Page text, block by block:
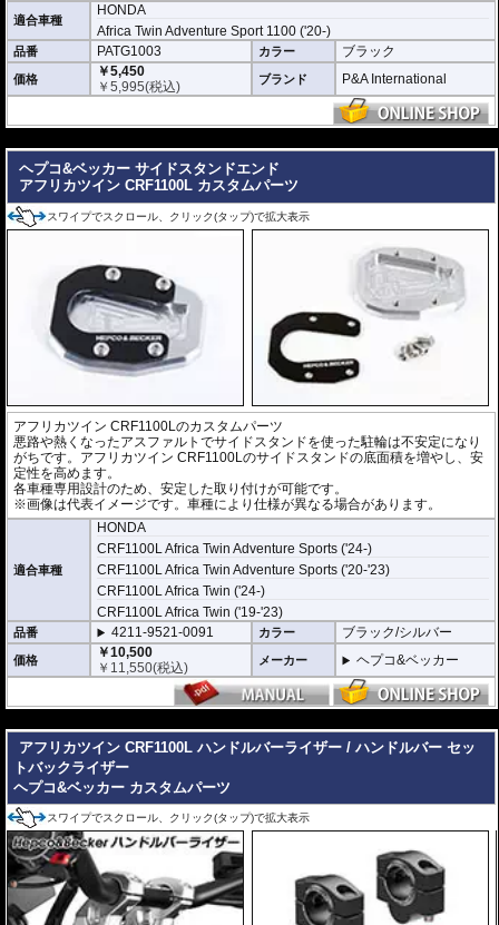
「P&A タンクグリップ BLOQ Standard」 :
グリップの際にタンクサイズに違和感がなく、高い一体感を生み出していま
す。パッド表面には適度な摩擦抵抗があり、十分なグリップ性能と保護性能を
発揮します。
※取付キット付属 : 取り付けに便利なクリーニングクロス、脱脂用アルコール
シート、気泡の混入を防ぎ、きれいに仕上げるスキージがセットになっていま
す。
適合車種
HONDA
Africa Twin Adventure Sport 1100 ('20-)
品番 PATG1003 カラー ブラック
価格
￥5,450
￥5,995(税込) ブランド P&A International
ヘプコ&ベッカー サイドスタンドエンド
アフリカツイン CRF1100L カスタムパーツ
スワイプでスクロール、クリック(タップ)で拡大表示
アフリカツイン CRF1100Lのカスタムパーツ
悪路や熱くなったアスファルトでサイドスタンドを使った駐輪は不安定になり
がちです。アフリカツイン CRF1100Lのサイドスタンドの底面積を増やし、安
定性を高めます。
各車種専用設計のため、安定した取り付けが可能です。
※画像は代表イメージです。車種により仕様が異なる場合があります。
適合車種
HONDA
CRF1100L Africa Twin Adventure Sports ('24-)
CRF1100L Africa Twin Adventure Sports ('20-'23)
CRF1100L Africa Twin ('24-)
CRF1100L Africa Twin ('19-'23)
品番 4211-9521-0091 カラー ブラック/シルバー
価格
￥10,500
￥ 11,550(税込) メーカー ヘプコ&ベッカー
アフリカツイン CRF1100L ハンドルバーライザー / ハンドルバー セッ
トバックライザー
ヘプコ&ベッカー カスタムパーツ
スワイプでスクロール、クリック(タップ)で拡大表示